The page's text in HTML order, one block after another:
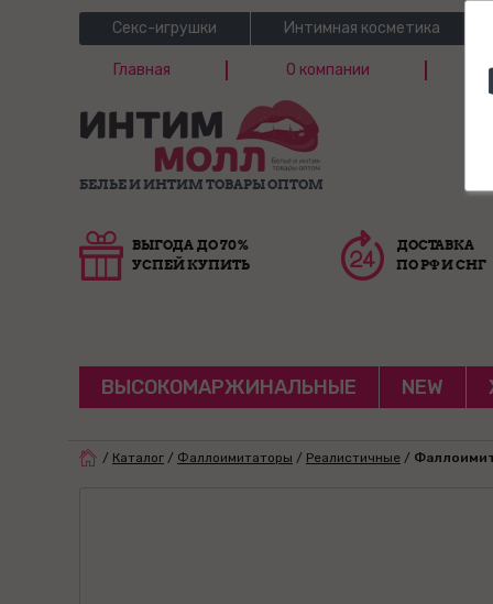
Секс-игрушки Интимная косметика
Главная О компании
БЕЛЬЕ И ИНТИМ ТОВАРЫ ОПТОМ
ВЫГОДА ДО 70%
УСПЕЙ КУПИТЬ
ДОСТАВКА
ПО РФ И СНГ
ВЫСОКОМАРЖИНАЛЬНЫЕ NEW
/ Каталог / Фаллоимитаторы / Реалистичные /